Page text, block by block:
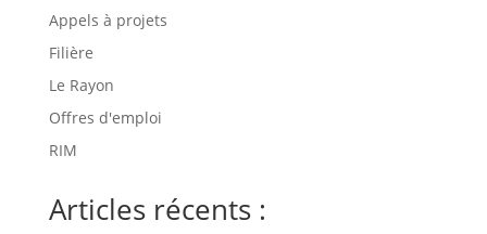
Appels à projets
Filière
Le Rayon
Offres d'emploi
RIM
Articles récents :